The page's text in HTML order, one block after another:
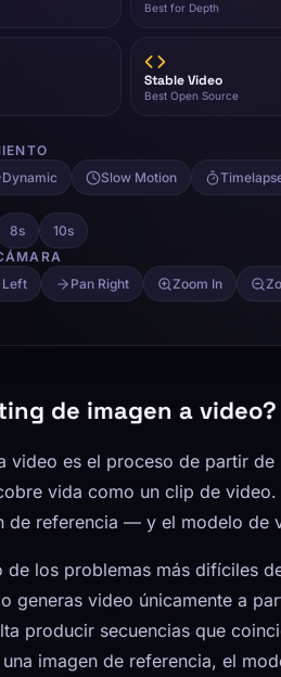
de imagen a video?
video es el proceso de partir
vida como un clip de
de referencia — y el modelo de
de los problemas más difíciles
generas video únicamente a
producir secuencias que
imagen de referencia, el